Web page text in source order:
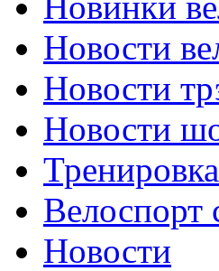
Новости
Новости
Новости
Велоспорт
Новости